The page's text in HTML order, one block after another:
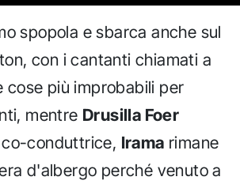
spopola e sbarca anche sul
con i cantanti chiamati a
cose più improbabili per
mentre Drusilla Foer
conduttrice, Irama rimane
d'albergo perché venuto a